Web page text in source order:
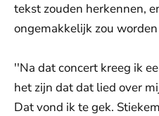
tekst zouden herkennen,
ongemakkelijk zou
''Na dat concert kreeg ik
het zijn dat dat lied over
Dat vond ik te gek.